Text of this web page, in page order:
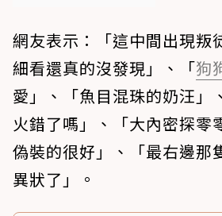
網友表示：「這中間出現叛
細看還真的沒發現」、「狗
愛」、「魚目混珠的奶汪」
火錯了嗎」、「大內密探零
偽裝的很好」、「最右邊那
異狀了」。